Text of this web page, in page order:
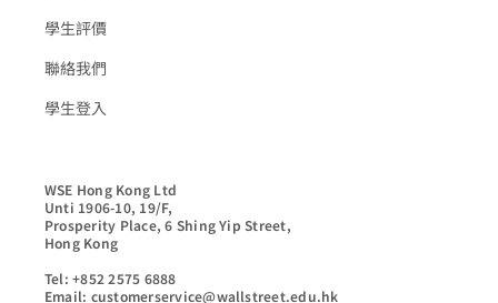
學生評價
聯絡我們
學生登入
WSE Hong Kong Ltd
Unti 1906-10, 19/F,
Prosperity Place, 6 Shing Yip Street,
Hong Kong
Tel: +852 2575 6888
Email: customerservice@wallstreet.edu.hk